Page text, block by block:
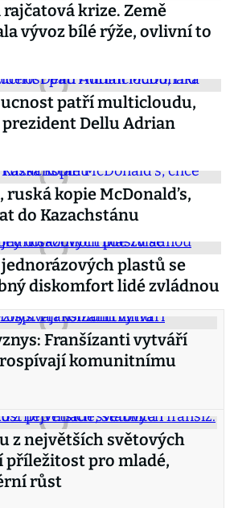
krize. Země
vývoz bílé rýže, ovlivní to
patří multicloudu,
Dellu Adrian
kopie McDonald’s,
do Kazachstánu
plastů se
diskomfort lidé zvládnou
Franšízanti vytváří
komunitnímu
z největších světových
příležitost pro mladé,
růst